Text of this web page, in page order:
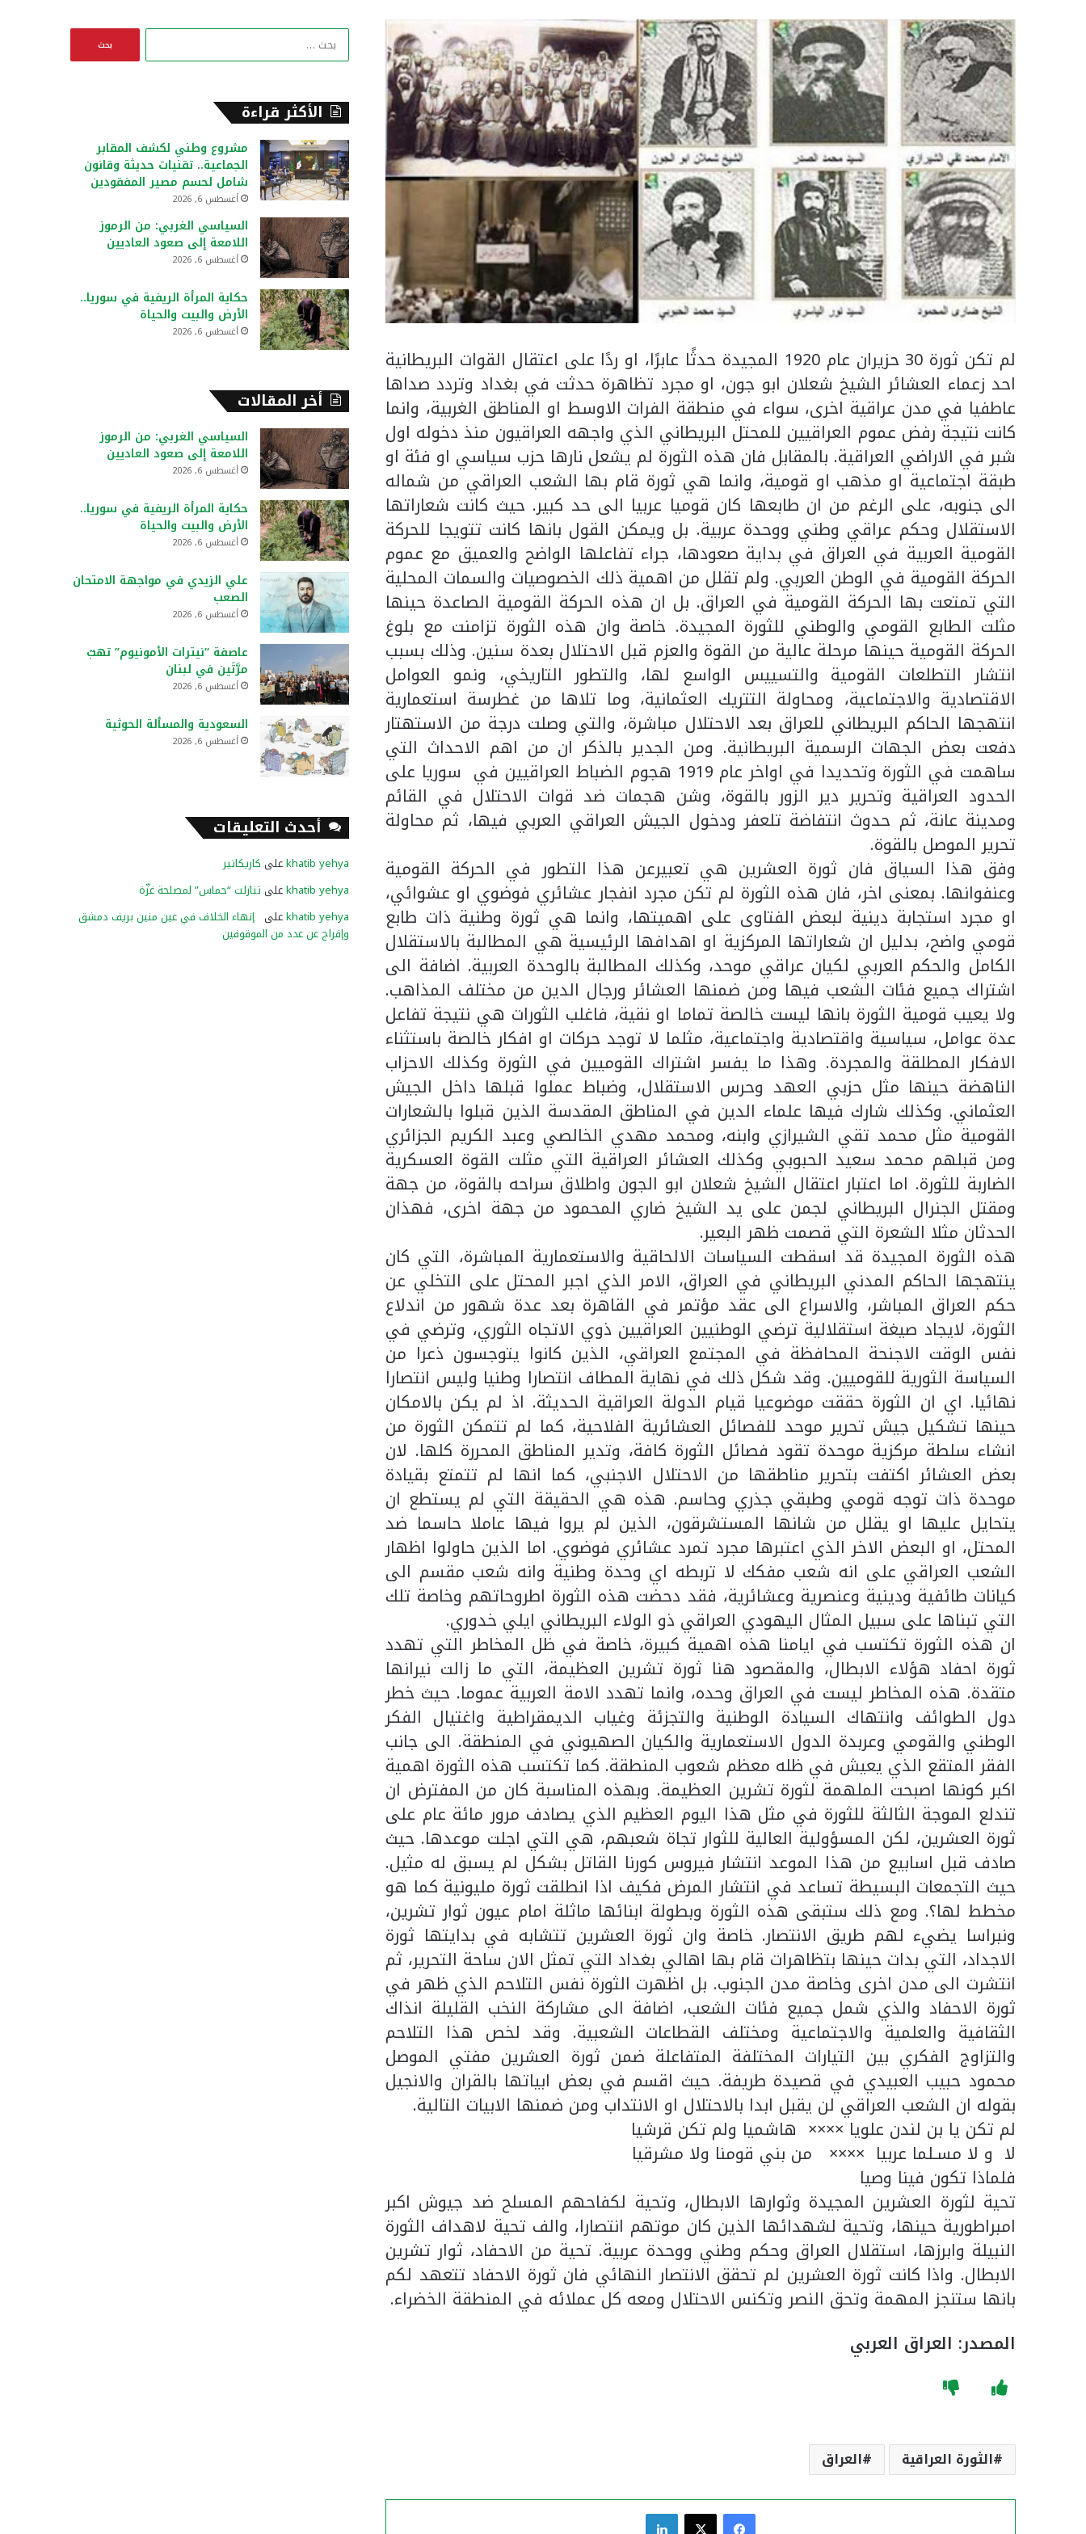
لم تكن ثورة 30 حزيران عام 1920 المجيدة حدثًا عابرًا، او ردًا على اعتقال القوات البريطانية
احد زعماء العشائر الشيخ شعلان ابو جون، او مجرد تظاهرة حدثت في بغداد وتردد صداها
عاطفيا في مدن عراقية اخرى، سواء في منطقة الفرات الاوسط او المناطق الغربية، وانما
كانت نتيجة رفض عموم العراقيين للمحتل البريطاني الذي واجهه العراقيون منذ دخوله اول
شبر في الاراضي العراقية. بالمقابل فان هذه الثورة لم يشعل نارها حزب سياسي او فئة او
طبقة اجتماعية او مذهب او قومية، وانما هي ثورة قام بها الشعب العراقي من شماله
الى جنوبه، على الرغم من ان طابعها كان قوميا عربيا الى حد كبير. حيث كانت شعاراتها
الاستقلال وحكم عراقي وطني ووحدة عربية. بل ويمكن القول بانها كانت تتويجا للحركة
القومية العربية في العراق في بداية صعودها، جراء تفاعلها الواضح والعميق مع عموم
الحركة القومية في الوطن العربي. ولم تقلل من اهمية ذلك الخصوصيات والسمات المحلية
التي تمتعت بها الحركة القومية في العراق. بل ان هذه الحركة القومية الصاعدة حينها
مثلت الطابع القومي والوطني للثورة المجيدة. خاصة وان هذه الثورة تزامنت مع بلوغ
الحركة القومية حينها مرحلة عالية من القوة والعزم قبل الاحتلال بعدة سنين. وذلك بسبب
انتشار التطلعات القومية والتسييس الواسع لها، والتطور التاريخي، ونمو العوامل
الاقتصادية والاجتماعية، ومحاولة التتريك العثمانية، وما تلاها من غطرسة استعمارية
انتهجها الحاكم البريطاني للعراق بعد الاحتلال مباشرة، والتي وصلت درجة من الاستهتار
دفعت بعض الجهات الرسمية البريطانية. ومن الجدير بالذكر ان من اهم الاحداث التي
ساهمت في الثورة وتحديدا في اواخر عام 1919 هجوم الضباط العراقيين في سوريا على
الحدود العراقية وتحرير دير الزور بالقوة، وشن هجمات ضد قوات الاحتلال في القائم
ومدينة عانة، ثم حدوث انتفاضة تلعفر ودخول الجيش العراقي العربي فيها، ثم محاولة
تحرير الموصل بالقوة.
وفق هذا السياق فان ثورة العشرين هي تعبيرعن هذا التطور في الحركة القومية
وعنفوانها. بمعنى اخر، فان هذه الثورة لم تكن مجرد انفجار عشائري فوضوي او عشوائي،
او مجرد استجابة دينية لبعض الفتاوى على اهميتها، وانما هي ثورة وطنية ذات طابع
قومي واضح، بدليل ان شعاراتها المركزية او اهدافها الرئيسية هي المطالبة بالاستقلال
الكامل والحكم العربي لكيان عراقي موحد، وكذلك المطالبة بالوحدة العربية. اضافة الى
اشتراك جميع فئات الشعب فيها ومن ضمنها العشائر ورجال الدين من مختلف المذاهب.
ولا يعيب قومية الثورة بانها ليست خالصة تماما او نقية، فاغلب الثورات هي نتيجة تفاعل
عدة عوامل، سياسية واقتصادية واجتماعية، مثلما لا توجد حركات او افكار خالصة باستثناء
الافكار المطلقة والمجردة. وهذا ما يفسر اشتراك القوميين في الثورة وكذلك الاحزاب
الناهضة حينها مثل حزبي العهد وحرس الاستقلال، وضباط عملوا قبلها داخل الجيش
العثماني. وكذلك شارك فيها علماء الدين في المناطق المقدسة الذين قبلوا بالشعارات
القومية مثل محمد تقي الشيرازي وابنه، ومحمد مهدي الخالصي وعبد الكريم الجزائري
ومن قبلهم محمد سعيد الحبوبي وكذلك العشائر العراقية التي مثلت القوة العسكرية
الضاربة للثورة. اما اعتبار اعتقال الشيخ شعلان ابو الجون واطلاق سراحه بالقوة، من جهة
ومقتل الجنرال البريطاني لجمن على يد الشيخ ضاري المحمود من جهة اخرى، فهذان
الحدثان مثلا الشعرة التي قصمت ظهر البعير.
هذه الثورة المجيدة قد اسقطت السياسات الالحاقية والاستعمارية المباشرة، التي كان
ينتهجها الحاكم المدني البريطاني في العراق، الامر الذي اجبر المحتل على التخلي عن
حكم العراق المباشر، والاسراع الى عقد مؤتمر في القاهرة بعد عدة شهور من اندلاع
الثورة، لايجاد صيغة استقلالية ترضي الوطنيين العراقيين ذوي الاتجاه الثوري، وترضي في
نفس الوقت الاجنحة المحافظة في المجتمع العراقي، الذين كانوا يتوجسون ذعرا من
السياسة الثورية للقوميين. وقد شكل ذلك في نهاية المطاف انتصارا وطنيا وليس انتصارا
نهائيا. اي ان الثورة حققت موضوعيا قيام الدولة العراقية الحديثة. اذ لم يكن بالامكان
حينها تشكيل جيش تحرير موحد للفصائل العشائرية الفلاحية، كما لم تتمكن الثورة من
انشاء سلطة مركزية موحدة تقود فصائل الثورة كافة، وتدير المناطق المحررة كلها. لان
بعض العشائر اكتفت بتحرير مناطقها من الاحتلال الاجنبي، كما انها لم تتمتع بقيادة
موحدة ذات توجه قومي وطبقي جذري وحاسم. هذه هي الحقيقة التي لم يستطع ان
يتحايل عليها او يقلل من شانها المستشرقون، الذين لم يروا فيها عاملا حاسما ضد
المحتل، او البعض الاخر الذي اعتبرها مجرد تمرد عشائري فوضوي. اما الذين حاولوا اظهار
الشعب العراقي على انه شعب مفكك لا تربطه اي وحدة وطنية وانه شعب مقسم الى
كيانات طائفية ودينية وعنصرية وعشائرية، فقد دحضت هذه الثورة اطروحاتهم وخاصة تلك
التي تبناها على سبيل المثال اليهودي العراقي ذو الولاء البريطاني ايلي خدوري.
ان هذه الثورة تكتسب في ايامنا هذه اهمية كبيرة، خاصة في ظل المخاطر التي تهدد
ثورة احفاد هؤلاء الابطال، والمقصود هنا ثورة تشرين العظيمة، التي ما زالت نيرانها
متقدة. هذه المخاطر ليست في العراق وحده، وانما تهدد الامة العربية عموما. حيث خطر
دول الطوائف وانتهاك السيادة الوطنية والتجزئة وغياب الديمقراطية واغتيال الفكر
الوطني والقومي وعربدة الدول الاستعمارية والكيان الصهيوني في المنطقة. الى جانب
الفقر المتقع الذي يعيش في ظله معظم شعوب المنطقة. كما تكتسب هذه الثورة اهمية
اكبر كونها اصبحت الملهمة لثورة تشرين العظيمة. وبهذه المناسبة كان من المفترض ان
تندلع الموجة الثالثة للثورة في مثل هذا اليوم العظيم الذي يصادف مرور مائة عام على
ثورة العشرين، لكن المسؤولية العالية للثوار تجاة شعبهم، هي التي اجلت موعدها. حيث
صادف قبل اسابيع من هذا الموعد انتشار فيروس كورنا القاتل بشكل لم يسبق له مثيل.
حيث التجمعات البسيطة تساعد في انتشار المرض فكيف اذا انطلقت ثورة مليونية كما هو
مخطط لها؟. ومع ذلك ستبقى هذه الثورة وبطولة ابنائها ماثلة امام عيون ثوار تشرين،
ونبراسا يضيء لهم طريق الانتصار. خاصة وان ثورة العشرين تتشابه في بدايتها ثورة
الاجداد، التي بدات حينها بتظاهرات قام بها اهالي بغداد التي تمثل الان ساحة التحرير، ثم
انتشرت الى مدن اخرى وخاصة مدن الجنوب. بل اظهرت الثورة نفس التلاحم الذي ظهر في
ثورة الاحفاد والذي شمل جميع فئات الشعب، اضافة الى مشاركة النخب القليلة انذاك
الثقافية والعلمية والاجتماعية ومختلف القطاعات الشعبية. وقد لخص هذا التلاحم
والتزاوج الفكري بين التيارات المختلفة المتفاعلة ضمن ثورة العشرين مفتي الموصل
محمود حبيب العبيدي في قصيدة طريفة. حيث اقسم في بعض ابياتها بالقران والانجيل
بقوله ان الشعب العراقي لن يقبل ابدا بالاحتلال او الانتداب ومن ضمنها الابيات التالية.
لم تكن يا بن لندن علويا ×××× هاشميا ولم تكن قرشيا
لا و لا مسـلما عربيا ×××× من بني قومنا ولا مشرقيا
فلماذا تكون فينا وصيا
تحية لثورة العشرين المجيدة وثوارها الابطال، وتحية لكفاحهم المسلح ضد جيوش اكبر
امبراطورية حينها، وتحية لشهدائها الذين كان موتهم انتصارا، والف تحية لاهداف الثورة
النبيلة وابرزها، استقلال العراق وحكم وطني ووحدة عربية. تحية من الاحفاد، ثوار تشرين
الابطال. واذا كانت ثورة العشرين لم تحقق الانتصار النهائي فان ثورة الاحفاد تتعهد لكم
بانها ستنجز المهمة وتحق النصر وتكنس الاحتلال ومعه كل عملائه في المنطقة الخضراء.
المصدر: العراق العربي
الثورة العراقية العراق
فيسبوك
ا
ن
:
الأكثر قراءة
مشروع وطني لكشف المقابر
الجماعية.. تقنيات حديثة وقانون
شامل لحسم مصير المفقودين
أغسطس 6, 2026
السياسي الغربي: من الرموز
اللامعة إلى صعود العاديين
أغسطس 6, 2026
حكاية المرأة الريفية في سوريا..
الأرض والبيت والحياة
أغسطس 6, 2026
أخر المقالات
السياسي الغربي: من الرموز
اللامعة إلى صعود العاديين
أغسطس 6, 2026
حكاية المرأة الريفية في سوريا..
الأرض والبيت والحياة
أغسطس 6, 2026
علي الزيدي في مواجهة الامتحان
الصعب
أغسطس 6, 2026
عاصفة “نيترات الأمونيوم” تهبّ
مرَّتَين في لبنان
أغسطس 6, 2026
السعودية والمسألة الحوثية
أغسطس 6, 2026
أحدث التعليقات
khatib yehyaعلى كاريكاتير
khatib yehyaعلى تنازلت “حماس” لمصلحة غزّة
khatib yehyaعلى إنهاء الخلاف في عين منين بريف دمشق
وإفراج عن عدد من الموقوفين